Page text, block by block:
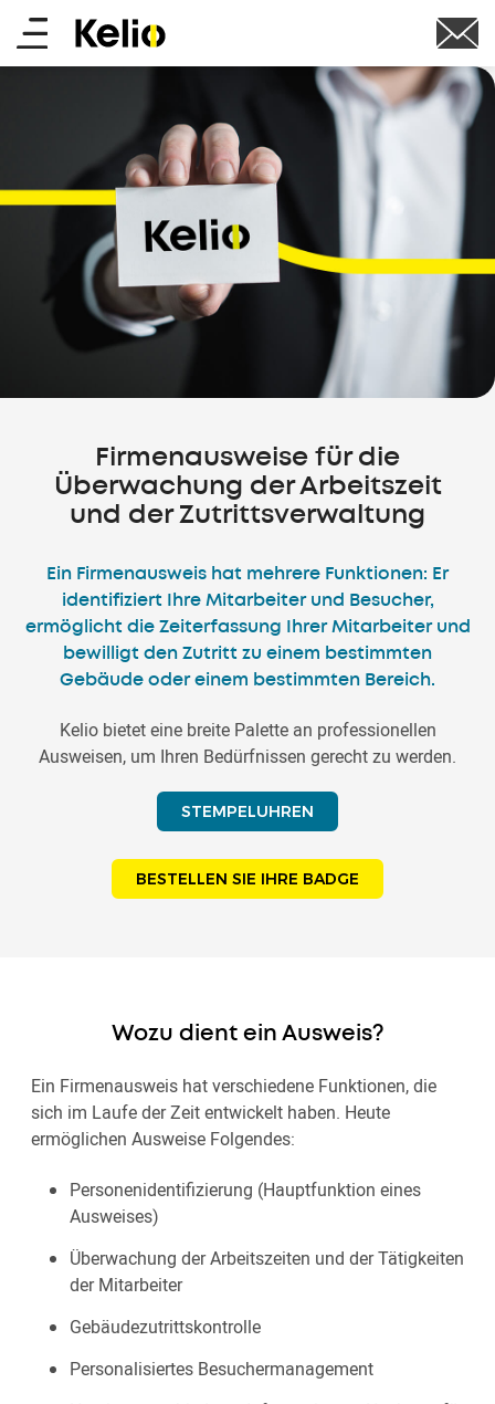
Skip
main
Main
menu
Firmenausweise für die
Überwachung der Arbeitszeit
und der Zutrittsverwaltung
Ein Firmenausweis hat mehrere Funktionen: Er
identifiziert Ihre Mitarbeiter und Besucher,
ermöglicht die Zeiterfassung Ihrer Mitarbeiter und
bewilligt den Zutritt zu einem bestimmten
Gebäude oder einem bestimmten Bereich.
Kelio bietet eine breite Palette an professionellen
Ausweisen, um Ihren Bedürfnissen gerecht zu werden.
STEMPELUHREN
BESTELLEN SIE IHRE BADGE
Wozu dient ein Ausweis?
Ein Firmenausweis hat verschiedene Funktionen, die
sich im Laufe der Zeit entwickelt haben. Heute
ermöglichen Ausweise Folgendes:
Personenidentifizierung (Hauptfunktion eines
Ausweises)
Überwachung der Arbeitszeiten und der Tätigkeiten
der Mitarbeiter
Gebäudezutrittskontrolle
Personalisiertes Besuchermanagement